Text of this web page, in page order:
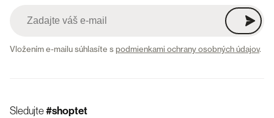
Vložením e-mailu súhlasíte spodmienkami ochrany osobných údajov.
Sledujte#shoptet